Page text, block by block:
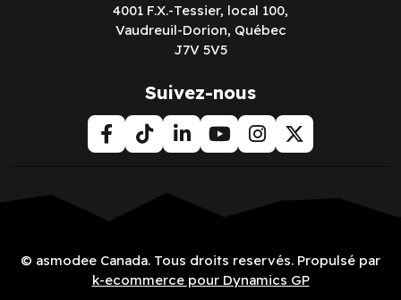
4001 F.X.-Tessier, local 100,
Vaudreuil-Dorion, Québec
J7V 5V5
Suivez-nous
© asmodee Canada. Tous droits reservés. Propulsé par
k-ecommerce pour Dynamics GP